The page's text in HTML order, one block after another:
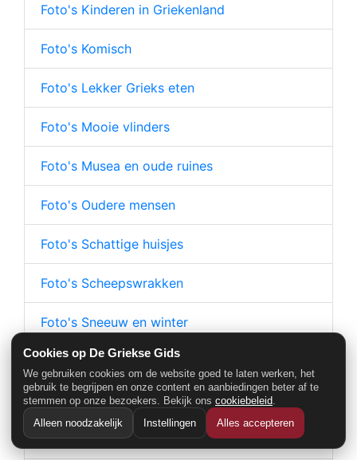
Cookies op De Griekse Gids
We gebruiken cookies om de website goed te laten werken, het
gebruik te begrijpen en onze content en aanbiedingen beter af te
stemmen op onze bezoekers. Bekijk ons cookiebeleid.
Alleen noodzakelijk
Instellingen Alles accepteren
Foto's Kinderen in Griekenland
Foto's Komisch
Foto's Lekker Grieks eten
Foto's Mooie vlinders
Foto's Musea en oude ruines
Foto's Oudere mensen
Foto's Schattige huisjes
Foto's Scheepswrakken
Foto's Sneeuw en winter
Foto's Steegjes en straatjes
Foto's Stranden en baaien
Foto's Tavernes en restaurants